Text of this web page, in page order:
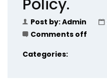
Policy.
Post by:Admin
Comments off
Categories: